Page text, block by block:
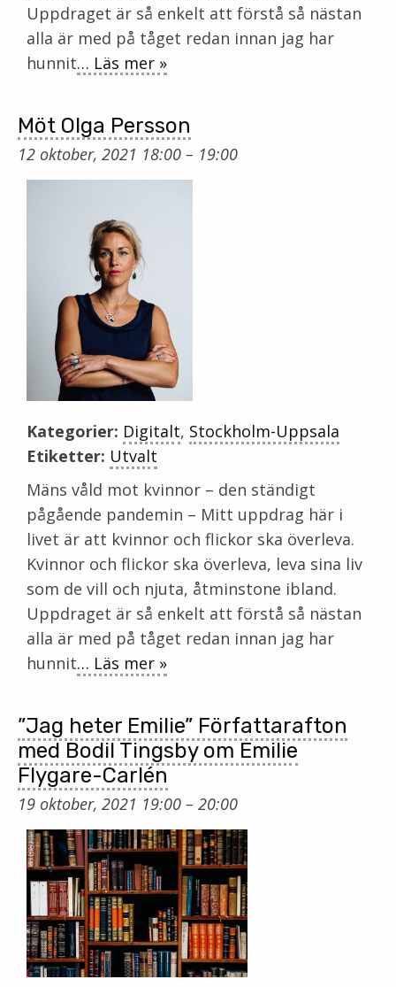
Uppdraget är så enkelt att förstå så nästan
alla är med på tåget redan innan jag har
hunnit… Läs mer »
Möt Olga Persson
12 oktober, 2021 18:00 – 19:00
Kategorier: Digitalt, Stockholm-Uppsala
Etiketter: Utvalt
Mäns våld mot kvinnor – den ständigt
pågående pandemin – Mitt uppdrag här i
livet är att kvinnor och flickor ska överleva.
Kvinnor och flickor ska överleva, leva sina liv
som de vill och njuta, åtminstone ibland.
Uppdraget är så enkelt att förstå så nästan
alla är med på tåget redan innan jag har
hunnit… Läs mer »
”Jag heter Emilie” Författarafton
med Bodil Tingsby om Emilie
Flygare-Carlén
19 oktober, 2021 19:00 – 20:00